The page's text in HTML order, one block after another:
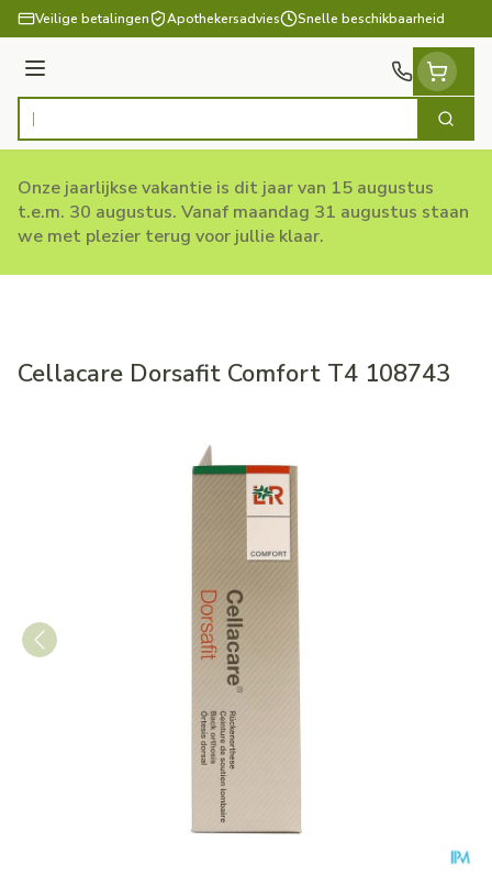
Ga naar de inhoud
Veilige betalingen Apothekersadvies Snelle beschikbaarheid
Menu
Product, merk, categorie... Zoek
Onze jaarlijkse vakantie is dit jaar van 15 augustus
t.e.m. 30 augustus. Vanaf maandag 31 augustus staan
we met plezier terug voor jullie klaar.
Cellacare Dorsafit Comfort T4 108743